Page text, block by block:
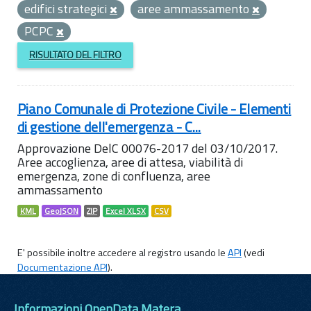
edifici strategici
aree ammassamento
PCPC
RISULTATO DEL FILTRO
Piano Comunale di Protezione Civile - Elementi
di gestione dell'emergenza - C...
Approvazione DelC 00076-2017 del 03/10/2017.
Aree accoglienza, aree di attesa, viabilità di
emergenza, zone di confluenza, aree
ammassamento
KML GeoJSON ZIP Excel XLSX CSV
E' possibile inoltre accedere al registro usando leAPI(vedi
Documentazione API).